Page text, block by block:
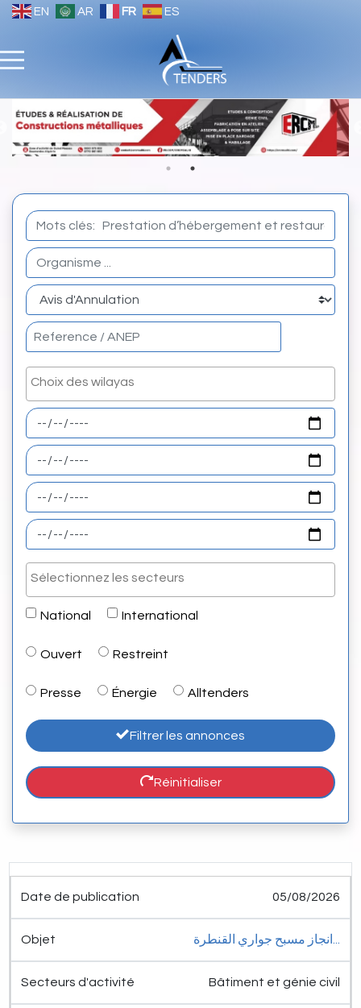
EN AR FR ES
National International
Ouvert Restreint
Presse Énergie Alltenders
Filtrer les annonces
Réinitialiser
Date de
publication
Objet
d'activité
d'annonce
05/08/2026
انجاز مسبح جواري القنطرة...
Bâtiment et génie civil